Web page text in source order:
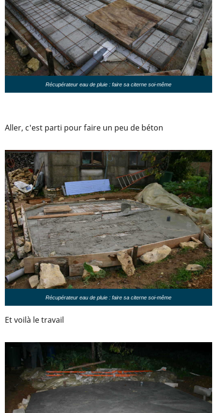
Récupérateur eau de pluie : faire sa citerne soi-même
Aller, c'est parti pour faire un peu de béton
Récupérateur eau de pluie : faire sa citerne soi-même
Et voilà le travail